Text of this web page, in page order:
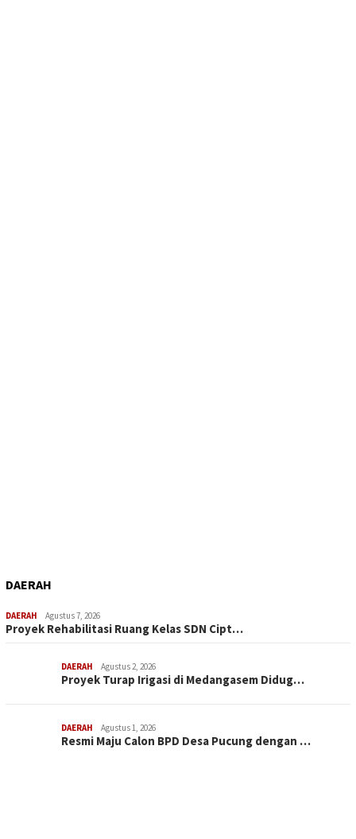
DAERAH
DAERAH Agustus 7, 2026
Proyek Rehabilitasi Ruang Kelas SDN Cipt…
DAERAH Agustus 2, 2026
Proyek Turap Irigasi di Medangasem Didug…
DAERAH Agustus 1, 2026
Resmi Maju Calon BPD Desa Pucung dengan …